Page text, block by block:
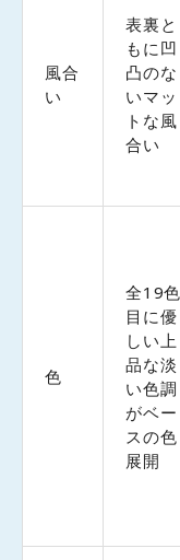
風合
い
表裏と
もに凹
凸のな
いマッ
トな風
合い
色
全19
目に優
しい上
品な淡
い色調
がベー
スの色
展開